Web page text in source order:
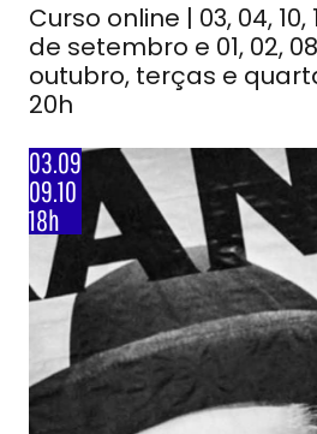
Curso online | 03, 04, 10,
de setembro e 01, 02,
outubro, terças e
20h
03.09
09.10
18h